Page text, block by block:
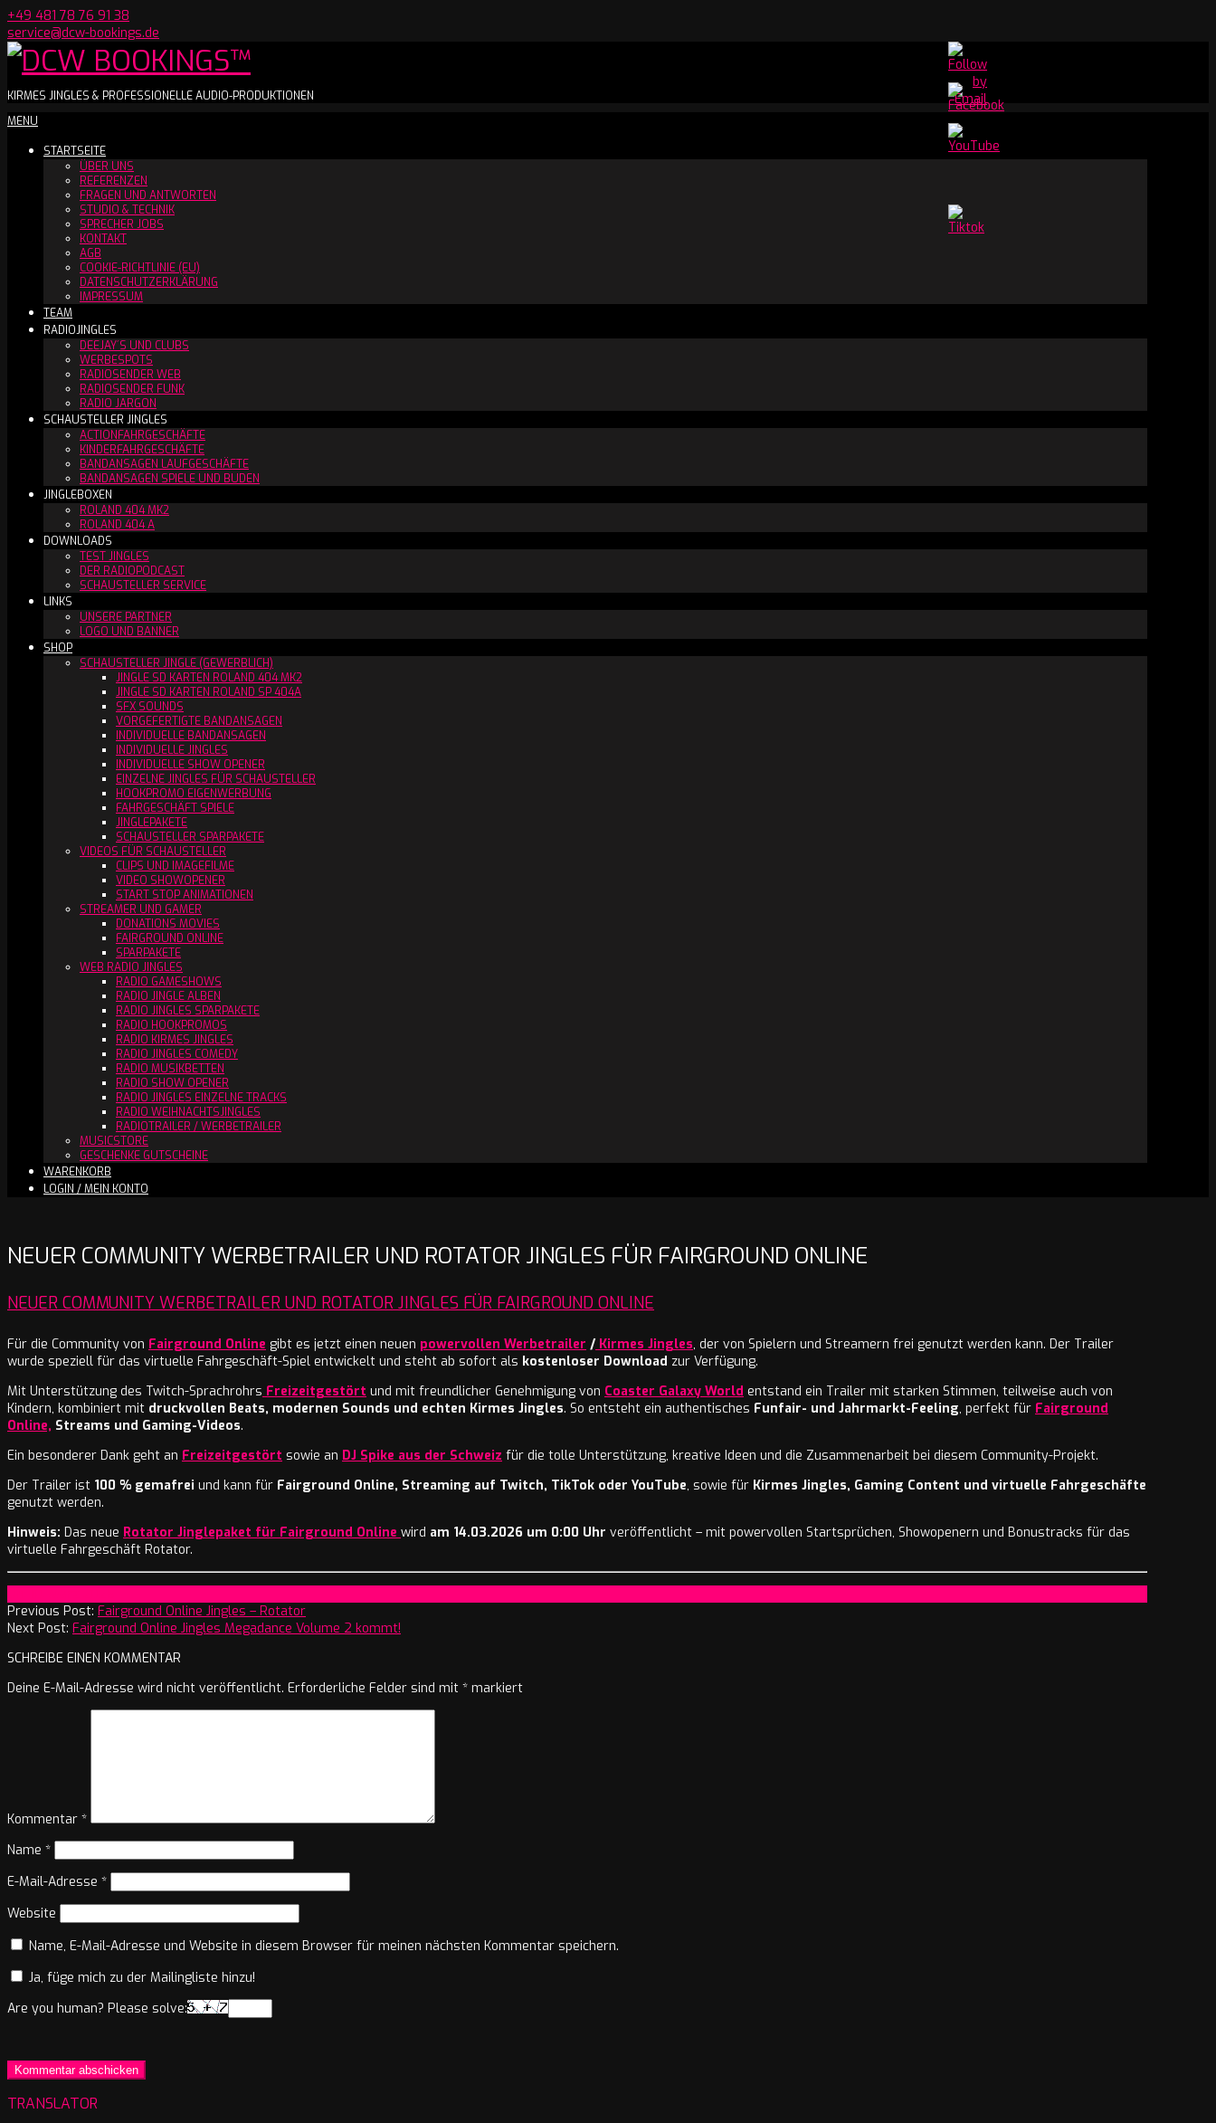
Skip
to
content
+49 481 78 76 91 38
service@dcw-bookings.de
Youtube
Channel
DCW
BOOKINGS™
KIRMES JINGLES & PROFESSIONELLE AUDIO-PRODUKTIONEN
Secondary
Menu
MENU
STARTSEITE
ÜBER UNS
REFERENZEN
FRAGEN UND ANTWORTEN
STUDIO & TECHNIK
SPRECHER JOBS
KONTAKT
AGB
COOKIE-RICHTLINIE (EU)
DATENSCHUTZERKLÄRUNG
IMPRESSUM
TEAM
RADIOJINGLES
DEEJAY´S UND CLUBS
WERBESPOTS
RADIOSENDER WEB
RADIOSENDER FUNK
RADIO JARGON
SCHAUSTELLER JINGLES
ACTIONFAHRGESCHÄFTE
KINDERFAHRGESCHÄFTE
BANDANSAGEN LAUFGESCHÄFTE
BANDANSAGEN SPIELE UND BUDEN
JINGLEBOXEN
ROLAND 404 MK2
ROLAND 404 A
DOWNLOADS
TEST JINGLES
DER RADIOPODCAST
SCHAUSTELLER SERVICE
LINKS
UNSERE PARTNER
LOGO UND BANNER
SHOP
SCHAUSTELLER JINGLE (GEWERBLICH)
JINGLE SD KARTEN ROLAND 404 MK2
JINGLE SD KARTEN ROLAND SP 404A
SFX SOUNDS
VORGEFERTIGTE BANDANSAGEN
INDIVIDUELLE BANDANSAGEN
INDIVIDUELLE JINGLES
INDIVIDUELLE SHOW OPENER
EINZELNE JINGLES FÜR SCHAUSTELLER
HOOKPROMO EIGENWERBUNG
FAHRGESCHÄFT SPIELE
JINGLEPAKETE
SCHAUSTELLER SPARPAKETE
VIDEOS FÜR SCHAUSTELLER
CLIPS UND IMAGEFILME
VIDEO SHOWOPENER
START STOP ANIMATIONEN
STREAMER UND GAMER
DONATIONS MOVIES
FAIRGROUND ONLINE
SPARPAKETE
WEB RADIO JINGLES
RADIO GAMESHOWS
RADIO JINGLE ALBEN
RADIO JINGLES SPARPAKETE
RADIO HOOKPROMOS
RADIO KIRMES JINGLES
RADIO JINGLES COMEDY
RADIO MUSIKBETTEN
RADIO SHOW OPENER
RADIO JINGLES EINZELNE TRACKS
RADIO WEIHNACHTSJINGLES
RADIOTRAILER / WERBETRAILER
MUSICSTORE
GESCHENKE GUTSCHEINE
WARENKORB
LOGIN / MEIN KONTO
NEUER COMMUNITY WERBETRAILER UND ROTATOR JINGLES FÜR FAIRGROUND ONLINE
NEUER COMMUNITY WERBETRAILER UND ROTATOR JINGLES FÜR FAIRGROUND ONLINE
Für die Community von Fairground Online gibt es jetzt einen neuen powervollen Werbetrailer /Kirmes Jingles, der von Spielern und Streamern frei genutzt werden kann. Der Trailer
wurde speziell für das virtuelle Fahrgeschäft-Spiel entwickelt und steht ab sofort als kostenloser Download zur Verfügung.
Mit Unterstützung des Twitch-Sprachrohrs Freizeitgestört und mit freundlicher Genehmigung von Coaster Galaxy World entstand ein Trailer mit starken Stimmen, teilweise auch von
Kindern, kombiniert mit druckvollen Beats, modernen Sounds und echten Kirmes Jingles. So entsteht ein authentisches Funfair- und Jahrmarkt-Feeling, perfekt für Fairground
Online, Streams und Gaming-Videos.
Ein besonderer Dank geht an Freizeitgestört sowie an DJ Spike aus der Schweiz für die tolle Unterstützung, kreative Ideen und die Zusammenarbeit bei diesem Community-Projekt.
Der Trailer ist 100 % gemafrei und kann für Fairground Online, Streaming auf Twitch, TikTok oder YouTube, sowie für Kirmes Jingles, Gaming Content und virtuelle Fahrgeschäfte
genutzt werden.
Hinweis: Das neue Rotator Jinglepaket für Fairground Online wird am 14.03.2026 um 0:00 Uhr veröffentlicht – mit powervollen Startsprüchen, Showopenern und Bonustracks für das
virtuelle Fahrgeschäft Rotator.
03-
10
Previous Post: Fairground Online Jingles – Rotator
Next Post: Fairground Online Jingles Megadance Volume 2 kommt!
SCHREIBE EINEN KOMMENTAR
Deine E-Mail-Adresse wird nicht veröffentlicht. Erforderliche Felder sind mit * markiert
Kommentar *
Name *
E-Mail-Adresse *
Website
Name, E-Mail-Adresse und Website in diesem Browser für meinen nächsten Kommentar speichern.
Ja, füge mich zu der Mailingliste hinzu!
Are you human? Please solve:
TRANSLATOR